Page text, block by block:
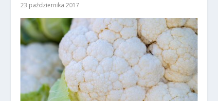
23 października 2017